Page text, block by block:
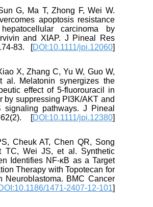
G, Ma T, Zhong F, Wei W.
apoptosis resistance
hepatocellular carcinoma by
and XIAP. J Pineal Res
83. [DOI:10.1111/jpi.12060
Xiao X, Zhang C, Yu W, Guo W,
al. Melatonin synergizes the
effect of 5-fluorouracil in
by suppressing PI3K/AKT and
signaling pathways. J Pineal
[DOI:10.1111/jpi.12380
Cheuk AT, Chen QR, Song
TC, Wei JS, et al. Synthetic
Identifies NF-κB as a Target
Therapy with Topotecan for
Neuroblastoma. BMC Cancer
DOI:10.1186/1471-2407-12-101